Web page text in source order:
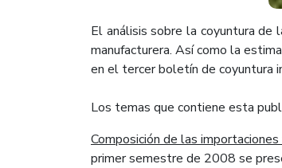
El análisis sobre la coyuntura de
manufacturera. Así como la
en el tercer boletín de coyuntura
Los temas que contiene esta
Composición de las
primer semestre de 2008 se